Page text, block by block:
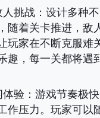
人挑战：设计多种
随着关卡推进，敌
玩家在不断克服难
趣，每一关都将遇
体验 ：游戏节奏极
作压力。玩家可以